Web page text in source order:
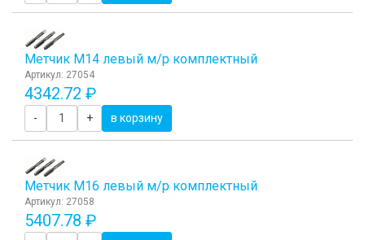
Метчик М14 левый м/р комплектный
Артикул: 27054
4342.72 ₽
- + в корзину
Метчик М16 левый м/р комплектный
Артикул: 27058
5407.78 ₽